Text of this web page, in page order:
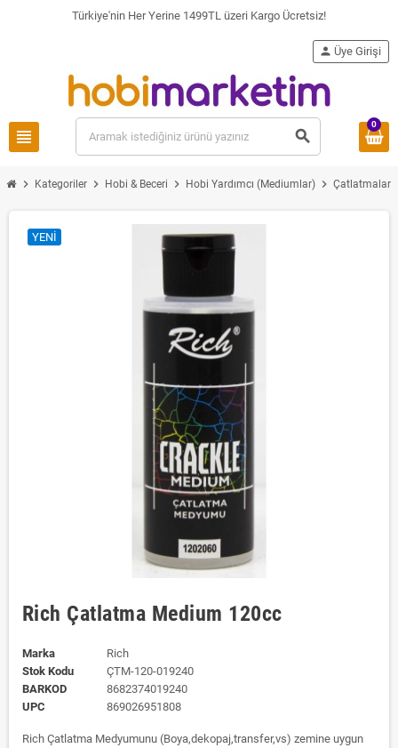
Türkiye'nin Her Yerine 1499TL üzeri Kargo Ücretsiz!
view_headline search
person Üye Girişi
0
chevron_right Kategoriler chevron_right Hobi & Beceri chevron_right Hobi Yardımcı (Mediumlar) chevron_right Çatlatmalar
YENI
Rich Çatlatma Medium 120cc
Marka
Rich
Stok Kodu
ÇTM-120-019240
BARKOD
8682374019240
UPC
869026951808
Rich Çatlatma Medyumunu (Boya,dekopaj,transfer,vs) zemine uygun